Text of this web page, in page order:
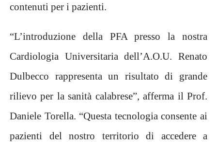
contenuti per i pazienti.
“L’introduzione della PFA presso la nostra
Cardiologia Universitaria dell’A.O.U. Renato
Dulbecco rappresenta un risultato di grande
rilievo per la sanità calabrese”, afferma il Prof.
Daniele Torella. “Questa tecnologia consente ai
pazienti del nostro territorio di accedere a